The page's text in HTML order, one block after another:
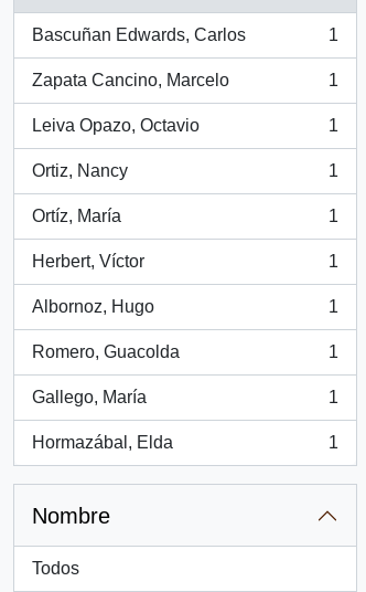
Bascuñan Edwards, Carlos
, 1 resultados
1
Zapata Cancino, Marcelo
, 1 resultados
1
Leiva Opazo, Octavio
, 1 resultados
1
Ortiz, Nancy
, 1 resultados
1
Ortíz, María
, 1 resultados
1
Herbert, Víctor
, 1 resultados
1
Albornoz, Hugo
, 1 resultados
1
Romero, Guacolda
, 1 resultados
1
Gallego, María
, 1 resultados
1
Hormazábal, Elda
, 1 resultados
1
Nombre
Todos